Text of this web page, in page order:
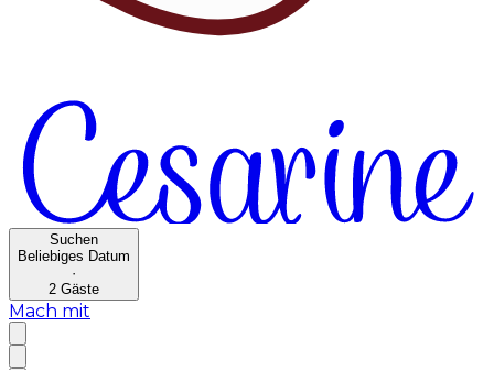
Suchen
Beliebiges Datum
·
2 Gäste
Mach mit